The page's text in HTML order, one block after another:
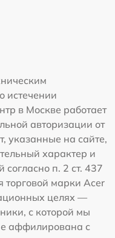
истечении
в Москве работает
авторизации от
указанные на сайте,
характер и
п. 2 ст. 437
марки Acer
целях —
с которой мы
аффилирована с